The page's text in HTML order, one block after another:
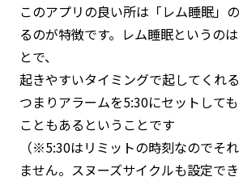
このアプリの良い所は「レム睡眠」
るのが特徴です。レム睡眠というの
とで、
起きやすいタイミングで起してくれる
つまりアラームを5:30にセットして
こともあるということです
（※5:30はリミットの時刻なのでそ
ません。スヌーズサイクルも設定でき